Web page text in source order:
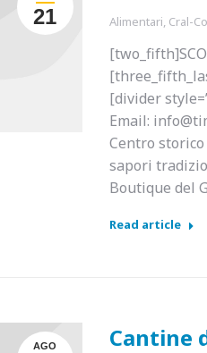
21 Alimentari, Cral-
[divider
Email:
Centro
sapori
Boutique del
Read article
AGO Cantine